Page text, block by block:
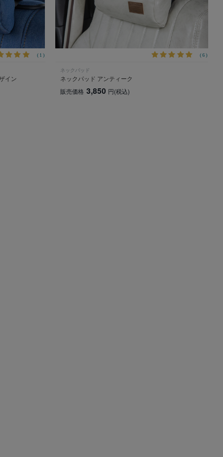
(1)
イン
(6)
ネックパッド
ネックパッド アンティーク
販売価格 3,850 円(税込)